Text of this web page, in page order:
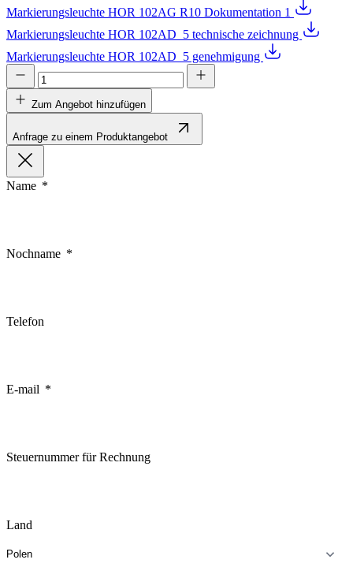
Markierungsleuchte HOR 102AG R10 Dokumentation 1
Markierungsleuchte HOR 102AD_5 technische zeichnung
Markierungsleuchte HOR 102AD_5 genehmigung
Zum Angebot hinzufügen
Anfrage zu einem Produktangebot
Name
Nochname
Telefon
E-mail
Steuernummer für Rechnung
Land